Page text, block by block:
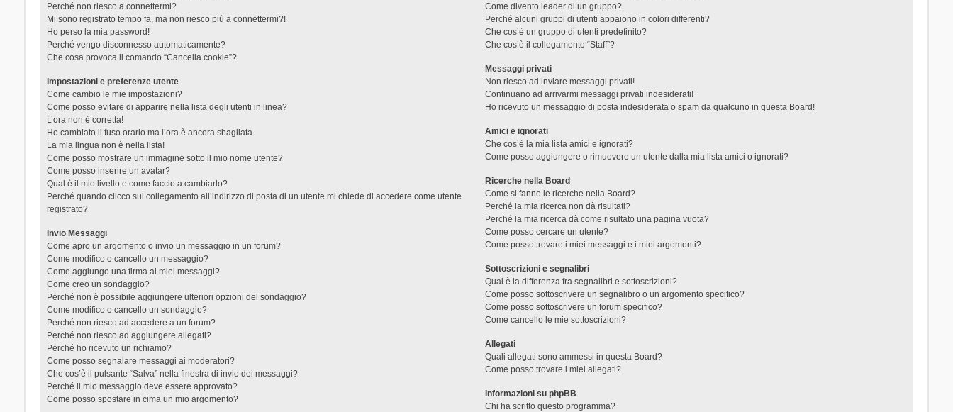
Perché non riesco a connettermi?
Mi sono registrato tempo fa, ma non riesco più a connettermi?!
Ho perso la mia password!
Perché vengo disconnesso automaticamente?
Che cosa provoca il comando “Cancella cookie”?
Impostazioni e preferenze utente
Come cambio le mie impostazioni?
Come posso evitare di apparire nella lista degli utenti in linea?
L’ora non è corretta!
Ho cambiato il fuso orario ma l’ora è ancora sbagliata
La mia lingua non è nella lista!
Come posso mostrare un’immagine sotto il mio nome utente?
Come posso inserire un avatar?
Qual è il mio livello e come faccio a cambiarlo?
Perché quando clicco sul collegamento all’indirizzo di posta di un utente mi chiede di accedere come utente
registrato?
Invio Messaggi
Come apro un argomento o invio un messaggio in un forum?
Come modifico o cancello un messaggio?
Come aggiungo una firma ai miei messaggi?
Come creo un sondaggio?
Perché non è possibile aggiungere ulteriori opzioni del sondaggio?
Come modifico o cancello un sondaggio?
Perché non riesco ad accedere a un forum?
Perché non riesco ad aggiungere allegati?
Perché ho ricevuto un richiamo?
Come posso segnalare messaggi ai moderatori?
Che cos’è il pulsante “Salva” nella finestra di invio dei messaggi?
Perché il mio messaggio deve essere approvato?
Come posso spostare in cima un mio argomento?
Come divento leader di un gruppo?
Perché alcuni gruppi di utenti appaiono in colori differenti?
Che cos’è un gruppo di utenti predefinito?
Che cos’è il collegamento “Staff”?
Messaggi privati
Non riesco ad inviare messaggi privati!
Continuano ad arrivarmi messaggi privati indesiderati!
Ho ricevuto un messaggio di posta indesiderata o spam da qualcuno in questa Board!
Amici e ignorati
Che cos’è la mia lista amici e ignorati?
Come posso aggiungere o rimuovere un utente dalla mia lista amici o ignorati?
Ricerche nella Board
Come si fanno le ricerche nella Board?
Perché la mia ricerca non dà risultati?
Perché la mia ricerca dà come risultato una pagina vuota?
Come posso cercare un utente?
Come posso trovare i miei messaggi e i miei argomenti?
Sottoscrizioni e segnalibri
Qual è la differenza fra segnalibri e sottoscrizioni?
Come posso sottoscrivere un segnalibro o un argomento specifico?
Come posso sottoscrivere un forum specifico?
Come cancello le mie sottoscrizioni?
Allegati
Quali allegati sono ammessi in questa Board?
Come posso trovare i miei allegati?
Informazioni su phpBB
Chi ha scritto questo programma?